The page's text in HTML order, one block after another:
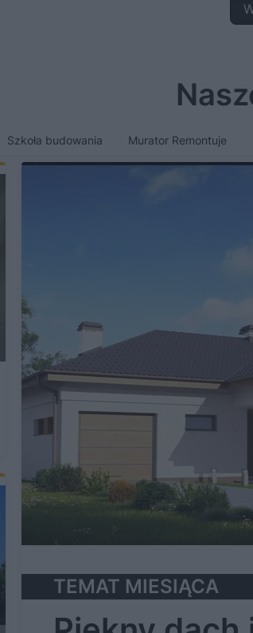
Szkoła budowania Murator Remontuje
TEMAT MIESIĄCA